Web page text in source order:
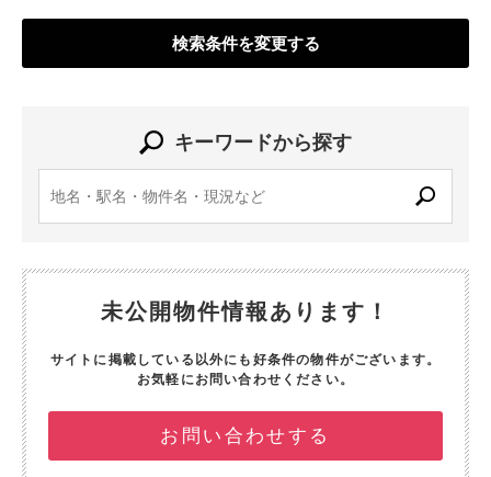
検索条件を変更する
キーワードから探す
未公開物件情報あります！
サイトに掲載している以外にも好条件の物件がございます。
お気軽にお問い合わせください。
お問い合わせする